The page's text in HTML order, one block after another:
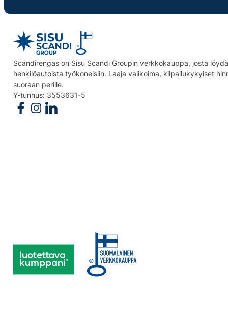
Scandirengas on Sisu Scandi Groupin verkkokauppa, josta
henkilöautoista työkoneisiin. Laaja valikoima, kilpailukykyiset
suoraan perille.
Y-tunnus: 3553631-5
Follow us on Facebook
Follow us on Instagram
Follow us on Linkedin